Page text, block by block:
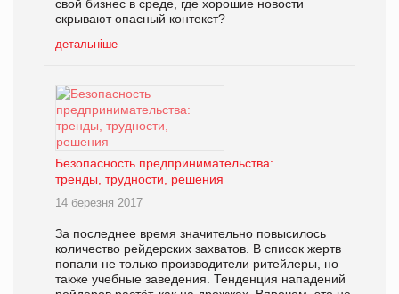
свой бизнес в среде, где хорошие новости
скрывают опасный контекст?
детальніше
Безопасность предпринимательства:
тренды, трудности, решения
14 березня 2017
За последнее время значительно повысилось
количество рейдерских захватов. В список жертв
попали не только производители ритейлеры, но
также учебные заведения. Тенденция нападений